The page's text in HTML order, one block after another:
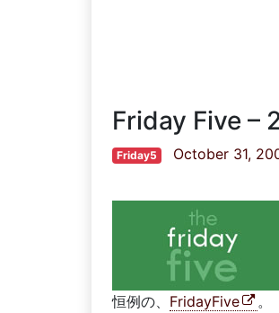
Friday Five –
Friday5 October 31,
恒例の、 FridayFive
。